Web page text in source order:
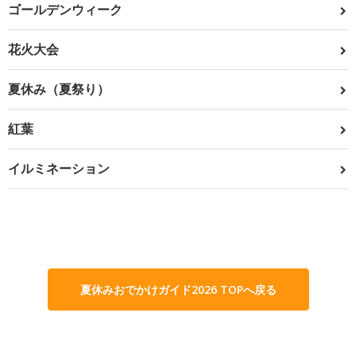
ゴールデンウィーク
花火大会
夏休み（夏祭り）
紅葉
イルミネーション
夏休みおでかけガイド2026 TOPへ戻る